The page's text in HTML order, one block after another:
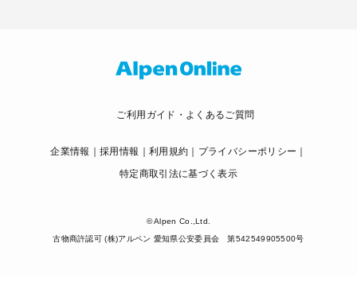
ご利用ガイド・よくあるご質問
企業情報 採用情報 利用規約
プライバシーポリシー
特定商取引法に基づく表示
© Alpen Co.,Ltd.
古物商許認可 (株)アルペン 愛知県公安委員会 第542549905500号